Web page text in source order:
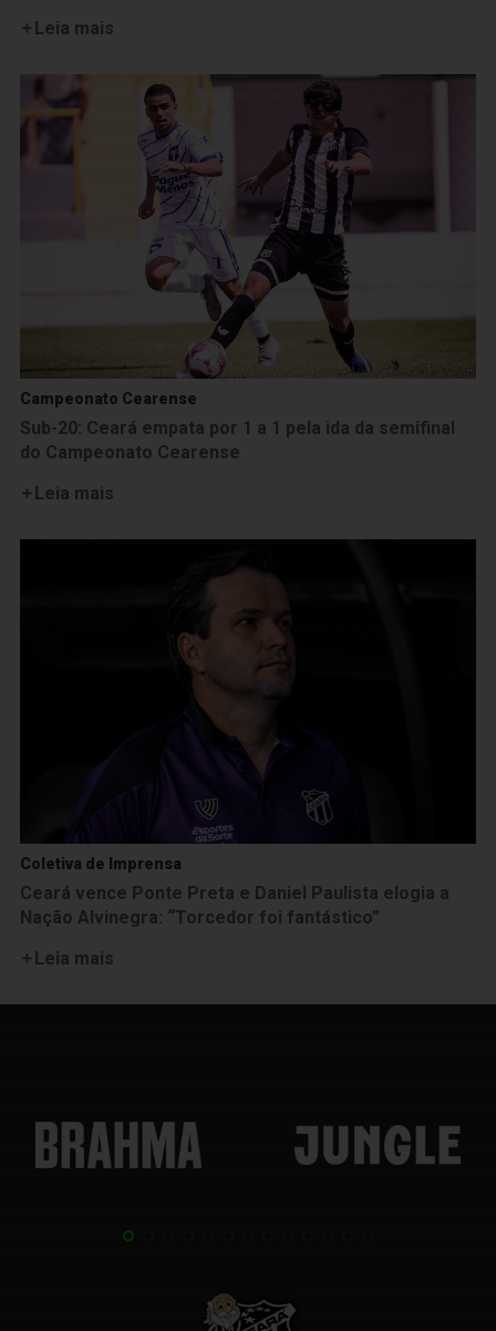
Leia mais
Campeonato Cearense
Sub-20: Ceará empata por 1 a 1 pela ida da semifinal
do Campeonato Cearense
Leia mais
Coletiva de Imprensa
Ceará vence Ponte Preta e Daniel Paulista elogia a
Nação Alvinegra: “Torcedor foi fantástico”
Leia mais